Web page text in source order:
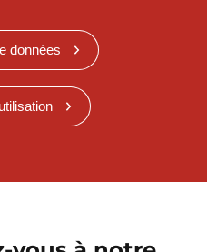
données